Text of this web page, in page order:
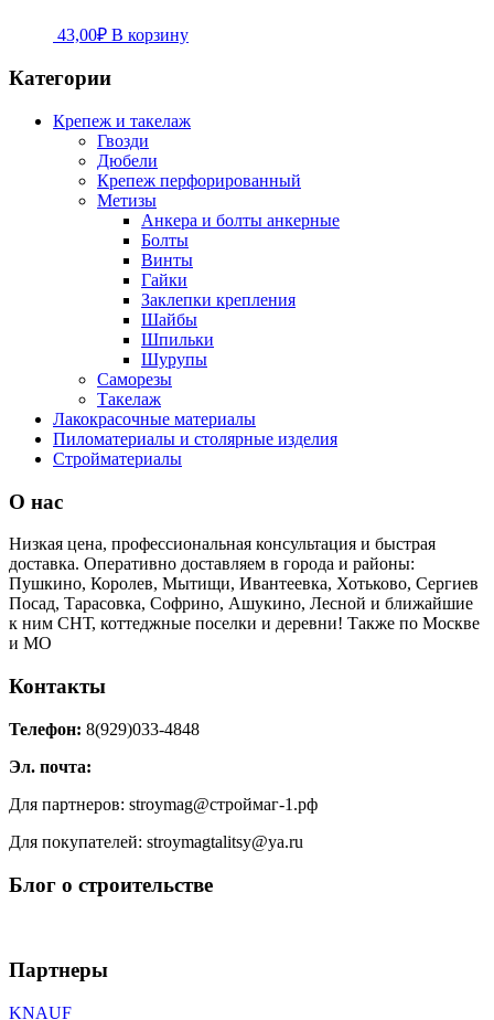
43,00₽ В корзину
Категории
Крепеж и такелаж
Гвозди
Дюбели
Крепеж перфорированный
Метизы
Анкера и болты анкерные
Болты
Винты
Гайки
Заклепки крепления
Шайбы
Шпильки
Шурупы
Саморезы
Такелаж
Лакокрасочные материалы
Пиломатериалы и столярные изделия
Стройматериалы
О нас
Низкая цена, профессиональная консультация и быстрая
доставка. Оперативно доставляем в города и районы:
Пушкино, Королев, Мытищи, Ивантеевка, Хотьково, Сергиев
Посад, Тарасовка, Софрино, Ашукино, Лесной и ближайшие
к ним СНТ, коттеджные поселки и деревни! Также по Москве
и МО
Контакты
Телефон: 8(929)033-4848
Эл. почта:
Для партнеров: stroymag@строймаг-1.рф
Для покупателей: stroymagtalitsy@ya.ru
Блог о строительстве
Партнеры
KNAUF